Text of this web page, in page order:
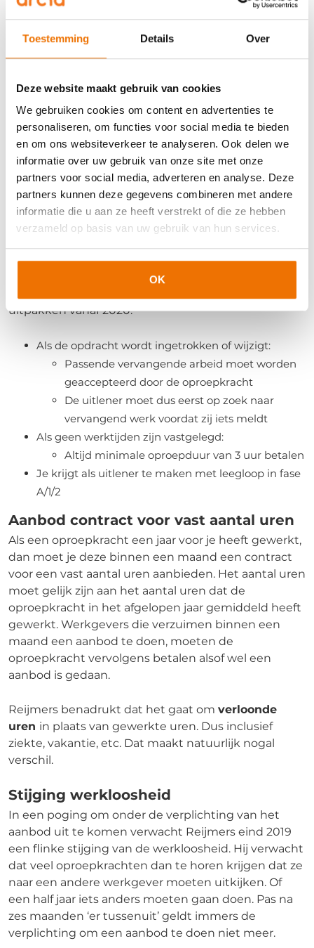
Toestemming Details Over
Deze website maakt gebruik van cookies
We gebruiken cookies om content en advertenties te
personaliseren, om functies voor social media te bieden
en om ons websiteverkeer te analyseren. Ook delen we
informatie over uw gebruik van onze site met onze
partners voor social media, adverteren en analyse. Deze
partners kunnen deze gegevens combineren met andere
informatie die u aan ze heeft verstrekt of die ze hebben
verzameld op basis van uw gebruik van hun services.
OK
klant echt opvoeden, zo adviseert Reijmers. Als
uitlener moet je vervolgens zelf de uitzendkracht
uren die vervallen. Dat roept in de zaal
verontwaardigde reacties op.
Passend vervangend werk
En dan moet je dat passende vervangende werk
natuurlijk wel kunnen aanbieden. Reijmers ziet dan
ook bijvoorbeeld dat uitzendbureaus die tot nu toe
voornamelijk actief waren in land- en tuinbouw,
klanten acquireren in de voedselverwerking, de
arbeid aan te kunnen bieden.
uitpakken vanaf 2020:
Als de opdracht wordt ingetrokken of wijzigt:
Passende vervangende arbeid moet worden
geaccepteerd door de oproepkracht
De uitlener moet dus eerst op zoek naar
vervangend werk voordat zij iets meldt
Als geen werktijden zijn vastgelegd:
Altijd minimale oproepduur van 3 uur betalen
Je krijgt als uitlener te maken met leegloop in fase
A/1/2
Aanbod contract voor vast aantal uren
Als een oproepkracht een jaar voor je heeft gewerkt,
dan moet je deze binnen een maand een contract
voor een vast aantal uren aanbieden. Het aantal uren
moet gelijk zijn aan het aantal uren dat de
oproepkracht in het afgelopen jaar gemiddeld heeft
gewerkt. Werkgevers die verzuimen binnen een
maand een aanbod te doen, moeten de
oproepkracht vervolgens betalen alsof wel een
aanbod is gedaan.
Reijmers benadrukt dat het gaat om verloonde
uren in plaats van gewerkte uren. Dus inclusief
ziekte, vakantie, etc. Dat maakt natuurlijk nogal
verschil.
Stijging werkloosheid
In een poging om onder de verplichting van het
aanbod uit te komen verwacht Reijmers eind 2019
een flinke stijging van de werkloosheid. Hij verwacht
dat veel oproepkrachten dan te horen krijgen dat ze
naar een andere werkgever moeten uitkijken. Of
een half jaar iets anders moeten gaan doen. Pas na
zes maanden ‘er tussenuit’ geldt immers de
verplichting om een aanbod te doen niet meer.